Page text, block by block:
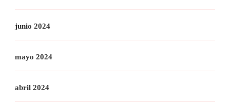
junio 2024
mayo 2024
abril 2024